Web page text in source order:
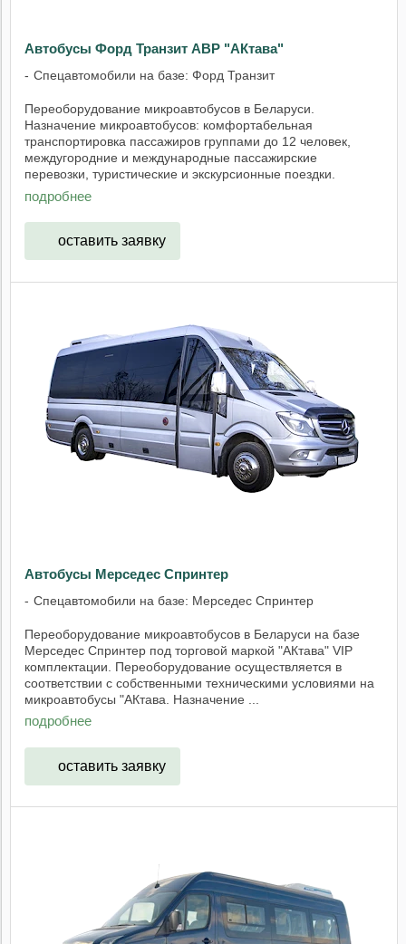
Автобусы Форд Транзит АВР "АКтава"
Спецавтомобили на базе: Форд Транзит
Переоборудование микроавтобусов в Беларуси.
Назначение микроавтобусов: комфортабельная
транспортировка пассажиров группами до 12 человек,
междугородние и международные пассажирские
перевозки, туристические и экскурсионные поездки.
Области ...
подробнее
оставить заявку
Автобусы Мерседес Спринтер
Спецавтомобили на базе: Мерседес Спринтер
Переоборудование микроавтобусов в Беларуси на базе
Мерседес Спринтер под торговой маркой "АКтава" VIP
комплектации. Переоборудование осуществляется в
соответствии с собственными техническими условиями на
микроавтобусы "АКтава. Назначение ...
подробнее
оставить заявку